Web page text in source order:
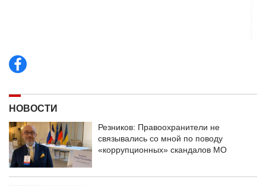
НОВОСТИ
Резников: Правоохранители не
связывались со мной по поводу
«коррупционных» скандалов МО